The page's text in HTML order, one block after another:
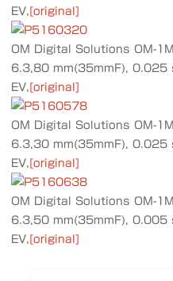
EV,[original]
OM Digital Solutions OM-
6.3,80 mm(35mmF),
EV,[original]
OM Digital Solutions OM-
6.3,30 mm(35mmF),
EV,[original]
OM Digital Solutions OM-
6.3,50 mm(35mmF),
EV,[original]